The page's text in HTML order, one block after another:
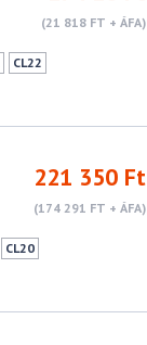
(21 818 FT + ÁFA)
CL22
221 350 Ft
(174 291 FT + ÁFA)
CL20